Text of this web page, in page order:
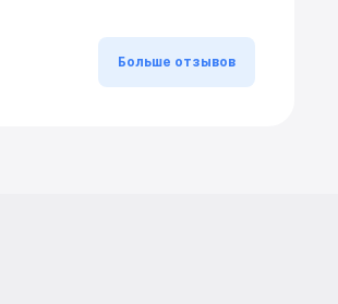
Больше отзывов